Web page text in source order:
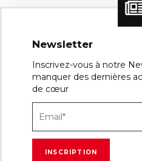
Newsletter
Inscrivez-vous à notre
manquer des dernières
de cœur